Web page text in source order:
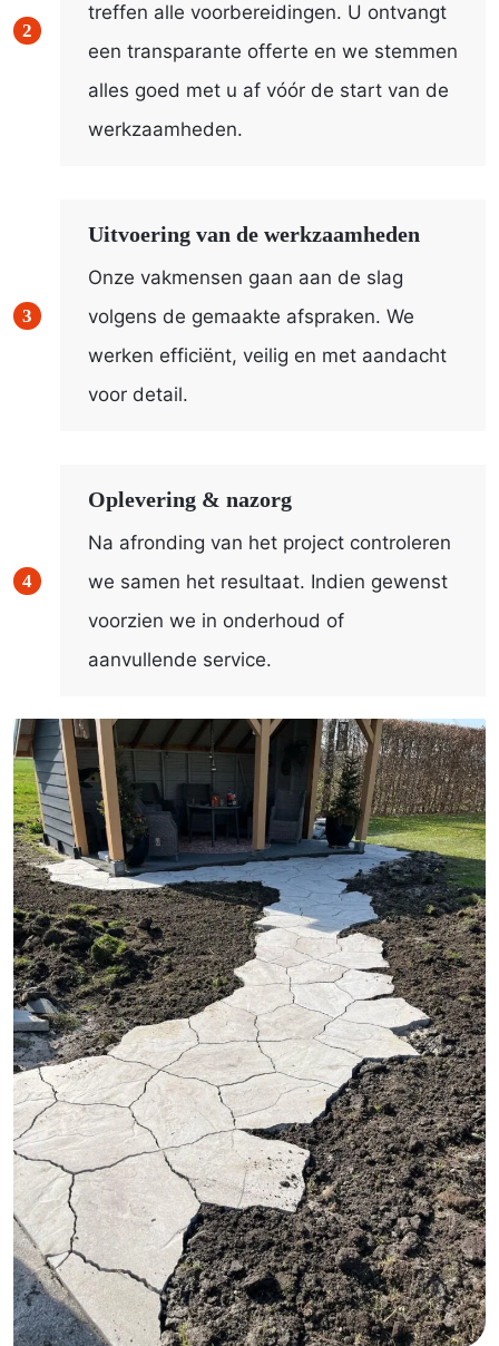
treffen alle voorbereidingen. U ontvangt
een transparante offerte en we stemmen
alles goed met u af vóór de start van de
werkzaamheden.
Uitvoering van de werkzaamheden
Onze vakmensen gaan aan de slag
volgens de gemaakte afspraken. We
werken efficiënt, veilig en met aandacht
voor detail.
Oplevering & nazorg
Na afronding van het project controleren
we samen het resultaat. Indien gewenst
voorzien we in onderhoud of
aanvullende service.